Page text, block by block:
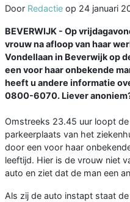
Door Redactie op 24 januari
BEVERWIJK - Op
vrouw na afloop van haar
Vondellaan in Beverwijk op
een voor haar onbekende
heeft u andere informatie
0800-6070. Liever
Omstreeks 23.45 uur loopt
parkeerplaats van het
door een voor haar
leeftijd. Hier is de vrouw niet
auto en ziet dat de man een
Als zij de auto instapt staat